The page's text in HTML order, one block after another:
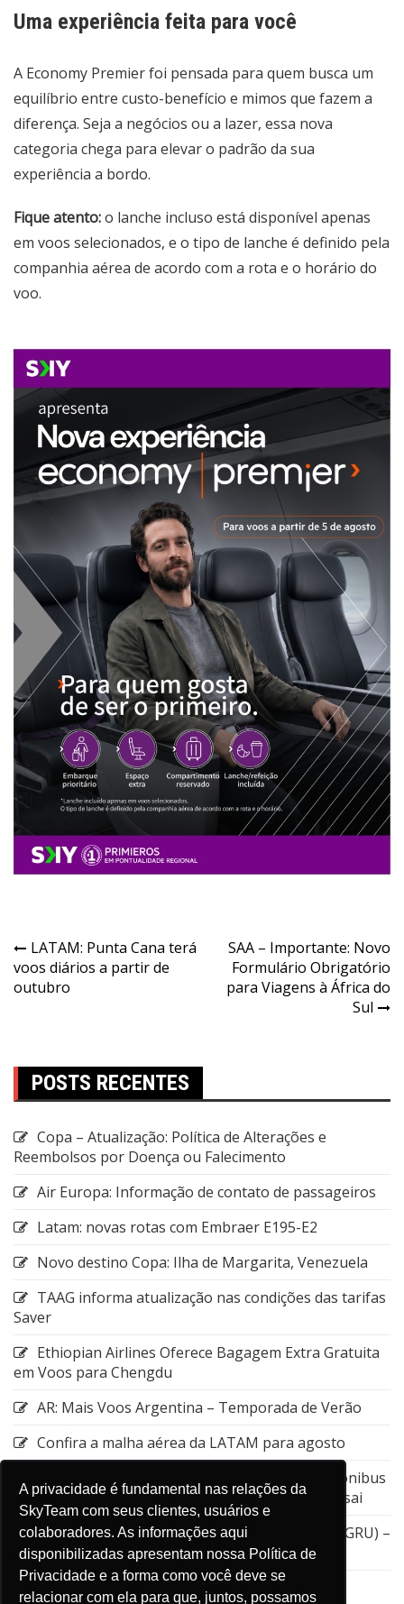
A privacidade é fundamental nas relações da
SkyTeam com seus clientes, usuários e
colaboradores. As informações aqui
disponibilizadas apresentam nossa Política de
Privacidade e a forma como você deve se
relacionar com ela para que, juntos, possamos
Uma experiência feita para você
A Economy Premier foi pensada para quem busca um
equilíbrio entre custo-benefício e mimos que fazem a
diferença. Seja a negócios ou a lazer, essa nova
categoria chega para elevar o padrão da sua
experiência a bordo.
Fique atento:o lanche incluso está disponível apenas
em voos selecionados, e o tipo de lanche é definido pela
companhia aérea de acordo com a rota e o horário do
voo.
LATAM: Punta Cana terá
voos diários a partir de
outubro
SAA – Importante: Novo
Formulário Obrigatório
para Viagens à África do
Sul
POSTS RECENTES
Copa – Atualização: Política de Alterações e
Reembolsos por Doença ou Falecimento
Air Europa: Informação de contato de passageiros
Latam: novas rotas com Embraer E195-E2
Novo destino Copa: Ilha de Margarita, Venezuela
TAAG informa atualização nas condições das tarifas
Saver
Ethiopian Airlines Oferece Bagagem Extra Gratuita
em Voos para Chengdu
AR: Mais Voos Argentina – Temporada de Verão
Confira a malha aérea da LATAM para agosto
Emirates: Alteração do local de embarque do ônibus
entre a Estação de Nagoya e o Aeroporto de Kansai
GOL: Cancelamento da rota entre Guarulhos (GRU) –
Aruba (AUA)